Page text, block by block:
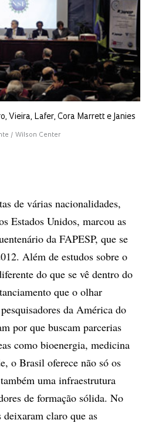
Vieira, Lafer, Cora Marrett e Janies
/ Wilson Center
de várias nacionalidades,
Estados Unidos, marcou as
da FAPESP, que se
Além de estudos sobre o
do que se vê dentro do
que o olhar
da América do
por que buscam parcerias
como bioenergia, medicina
o Brasil oferece não só os
uma infraestrutura
de formação sólida. No
claro que as